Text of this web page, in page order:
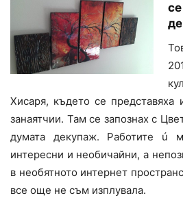
Хисаря, където се представяха
занаятчии. Там се запознах с
думата декупаж. Работите ú
интересни и необичайни, а
в необятното интернет
все още не съм изплувала.